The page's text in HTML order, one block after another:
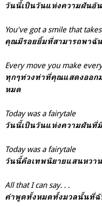
วันนี้เป็นวันแห่งความฝันอั
You've got a smile that
คุณมีรอยยิ้มที่สามารถพาฉัน
Every move you make
ทุกๆท่วงท่าที่คุณแสดงออก
หมด
Today was a fairytale
วันนี้เป็นวันแห่งความฝันที่
Today was a fairytale
วันนี้คือเทพนิยายแสนหวาน
All that I can say. . .
คำพูดทั้งหมดทั้งมวลนั้นที่ฉั